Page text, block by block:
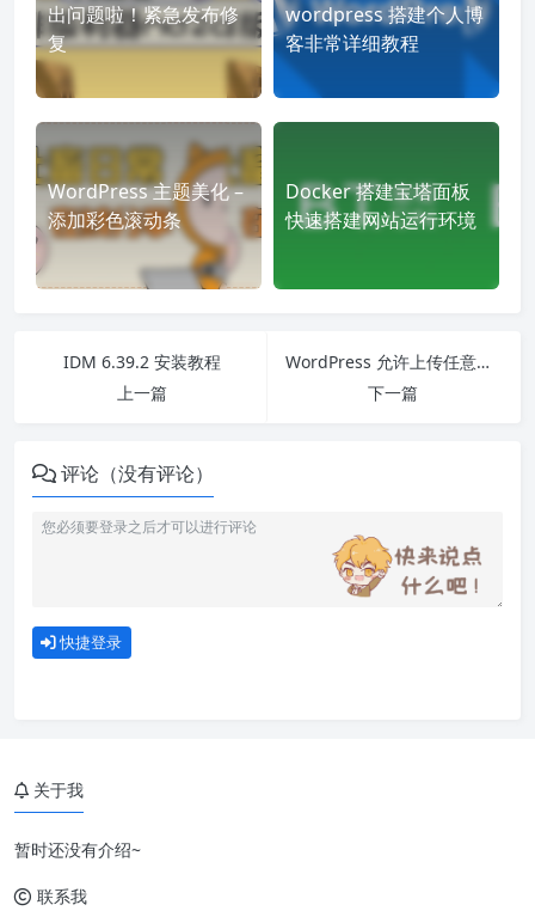
出问题啦！紧急发布修
复
wordpress 搭建个人博
客非常详细教程
WordPress 主题美化 –
添加彩色滚动条
Docker 搭建宝塔面板
快速搭建网站运行环境
IDM 6.39.2 安装教程
上一篇
WordPress 允许上传任意文件
下一篇
评论（没有评论）
快捷登录
关于我
暂时还没有介绍~
联系我